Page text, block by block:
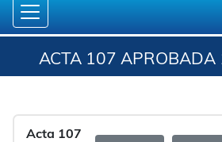
ACTA 107
Acta 107